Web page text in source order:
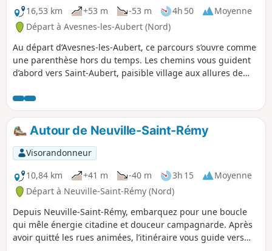
escapade authentique dans le Valenciennois.
16,53 km
+53 m -53 m 4h 50
Moyenne
Départ à Avesnes-les-Aubert (Nord)
Au départ d’Avesnes-les-Aubert, ce parcours s’ouvre comme
une parenthèse hors du temps. Les chemins vous guident
d’abord vers Saint-Aubert, paisible village aux allures de
se poursuit jusqu’à Villers-en-Cauchies, avec ses ruelles
sereines et ses paysages agricoles qui respirent la
quiétude. Puis vient Rieux-en-Cambrésis, lové au cœur des
champs, où l’histoire rurale se mêle à la vie villageoise.
Entre passages bucoliques, rencontres avec le patrimoine
local et douceur des panoramas, cette escapade offre un
concentré de charme et d’authenticité, idéal pour s’oxygéner
et se ressourcer.
Autour de Neuville-Saint-Rémy
Visorandonneur
10,84 km
+41 m -40 m 3h 15
Moyenne
Départ à Neuville-Saint-Rémy (Nord)
Depuis Neuville-Saint-Rémy, embarquez pour une boucle
qui mêle énergie citadine et douceur campagnarde. Après
avoir quitté les rues animées, l’itinéraire vous guide vers